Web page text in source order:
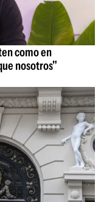
como en
nosotros"